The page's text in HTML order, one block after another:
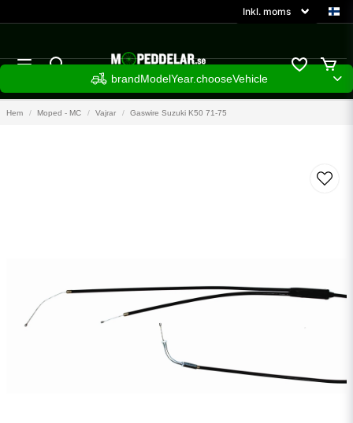
brandModelYear.chooseVehicle
Hem Moped - MC Vajrar Gaswire Suzuki K50 71-75